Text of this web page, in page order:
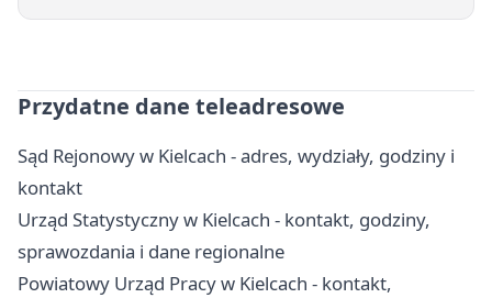
Przydatne dane teleadresowe
Sąd Rejonowy w Kielcach - adres, wydziały, godziny i
kontakt
Urząd Statystyczny w Kielcach - kontakt, godziny,
sprawozdania i dane regionalne
Powiatowy Urząd Pracy w Kielcach - kontakt,